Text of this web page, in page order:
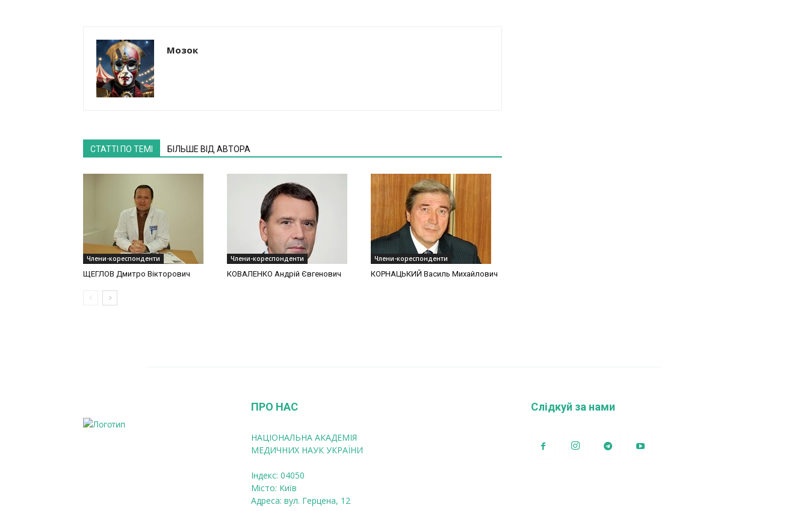
Мозок
СТАТТІ ПО ТЕМІ БІЛЬШЕ ВІД АВТОРА
Члени-кореспонденти
ЩЕГЛОВ Дмитро Вікторович
Члени-кореспонденти
КОВАЛЕНКО Андрій Євгенович
Члени-кореспонденти
КОРНАЦЬКИЙ Василь Михайлович
ПРО НАС
НАЦІОНАЛЬНА АКАДЕМІЯ
МЕДИЧНИХ НАУК УКРАЇНИ
Індекс: 04050
Місто: Київ
Адреса: вул. Герцена, 12
Слідкуй за нами